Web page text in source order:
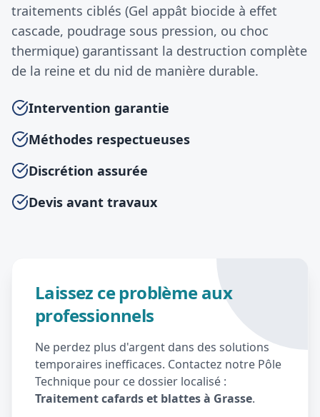
traitements ciblés (Gel appât biocide à effet
cascade, poudrage sous pression, ou choc
thermique) garantissant la destruction complète
de la reine et du nid de manière durable.
Intervention garantie
Méthodes respectueuses
Discrétion assurée
Devis avant travaux
Laissez ce problème aux
professionnels
Ne perdez plus d'argent dans des solutions
temporaires inefficaces. Contactez notre Pôle
Technique pour ce dossier localisé :
Traitement cafards et blattes à Grasse.